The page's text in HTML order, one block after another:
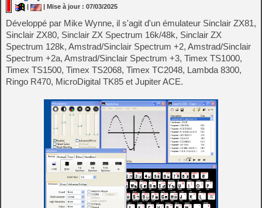
| Mise à jour : 07/03/2025
Développé par Mike Wynne, il s'agit d'un émulateur Sinclair ZX81,
Sinclair ZX80, Sinclair ZX Spectrum 16k/48k, Sinclair ZX
Spectrum 128k, Amstrad/Sinclair Spectrum +2, Amstrad/Sinclair
Spectrum +2a, Amstrad/Sinclair Spectrum +3, Timex TS1000,
Timex TS1500, Timex TS2068, Timex TC2048, Lambda 8300,
Ringo R470, MicroDigital TK85 et Jupiter ACE.